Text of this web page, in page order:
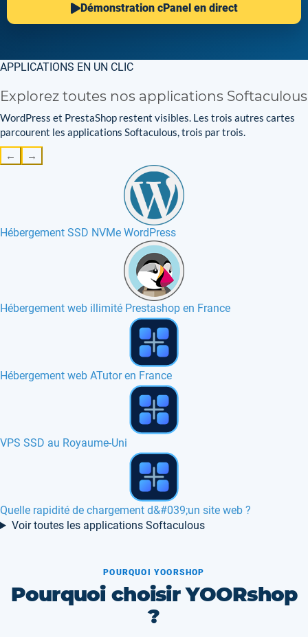
Démonstration cPanel en direct
APPLICATIONS EN UN CLIC
Explorez toutes nos applications Softaculous
WordPress et PrestaShop restent visibles. Les trois autres cartes
parcourent les applications Softaculous, trois par trois.
← →
Hébergement SSD NVMe WordPress
Hébergement web illimité Prestashop en France
Hébergement web WEBinsta Maillist en France
Hébergement web Pubvana en France, Canada
Hébergement web TheHostingTool en France, Europe
Voir toutes les applications Softaculous
POURQUOI YOORSHOP
Pourquoi choisir YOORshop
?